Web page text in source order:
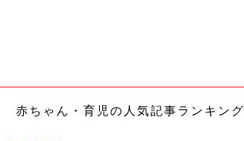
赤ちゃん・育児の人気記事ランキング